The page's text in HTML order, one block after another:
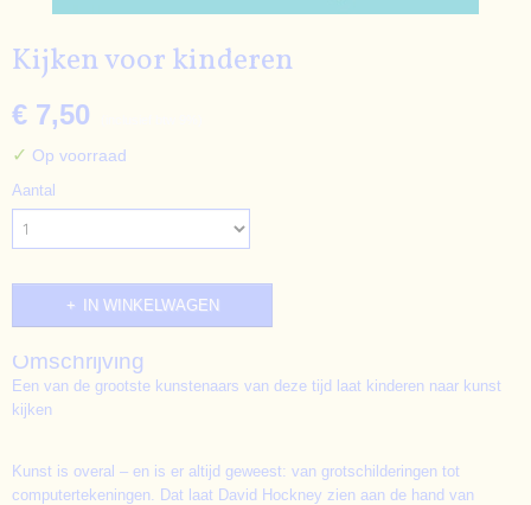
Kijken voor kinderen
€ 7,50
✓ Op voorraad
Aantal
IN WINKELWAGEN
Omschrijving
Een van de grootste kunstenaars van deze tijd laat kinderen naar kunst
kijken
Kunst is overal – en is er altijd geweest: van grotschilderingen tot
computertekeningen. Dat laat David Hockney zien aan de hand van